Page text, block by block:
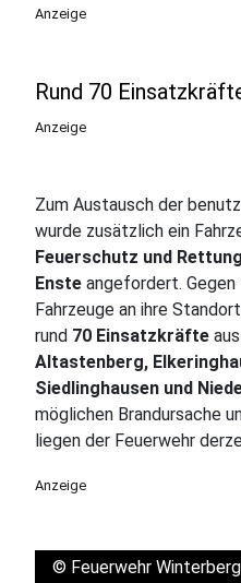
Anzeige
Rund 70
Anzeige
Zum Austausch der
wurde zusätzlich ein
Feuerschutz und
Enste angefordert. Gegen
Fahrzeuge an ihre
rund 70 Einsatzkräfte
Altastenberg,
Siedlinghausen und
möglichen Brandursache
liegen der Feuerwehr
Anzeige
© Feuerwehr Winterberg